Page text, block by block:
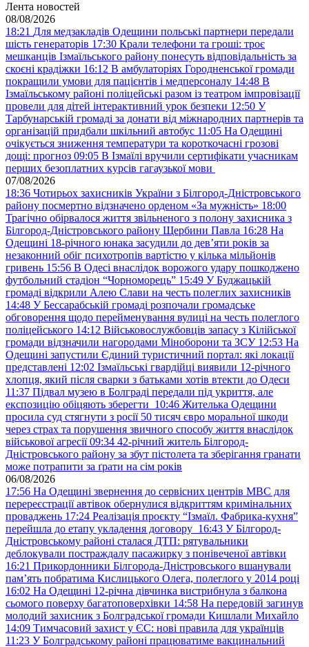
Лента новостей
08/08/2026
18:21 Для медзакладів Одещини польські партнери передали
шість генераторів 17:30 Крали телефони та гроші: троє
мешканців Ізмаїльського району понесуть відповідальність за
скоєні крадіжки 16:12 В амбулаторіях Городненської громади
покращили умови для пацієнтів і медперсоналу 14:48 В
Ізмаїльському районі поліцейські разом із театром імпровізації
провели для дітей інтерактивний урок безпеки 12:50 У
Тарбунарській громаді за донати від міжнародних партнерів та
організацій придбали шкільний автобус 11:05 На Одещині
очікується зниження температури та короткочасні грозові
дощі: прогноз 09:05 В Ізмаїлі вручили сертифікати учасникам
перших безоплатних курсів гагаузької мови
07/08/2026
18:36 Чотирьох захисників України з Білгород-Дністровського
району посмертно відзначено орденом «За мужність» 18:00
Трагічно обірвалося життя звільненого з полону захисника з
Білгород-Дністровського району Щербини Павла 16:28 На
Одещині 18-річного юнака засудили до дев’яти років за
незаконний обіг психотропів вартістю у кілька мільйонів
гривень 15:56 В Одесі внаслідок ворожого удару пошкоджено
футбольний стадіон “Чорноморець” 15:49 У Буджацькій
громаді відкрили Алею Слави на честь полеглих захисників
14:48 У Бессарабській громаді розпочали громадське
обговорення щодо перейменування вулиці на честь полеглого
поліцейського 14:12 Військовослужбовців запасу з Кілійської
громади відзначили нагородами Міноборони та ЗСУ 12:53 На
Одещині запустили Єдиний туристичний портал: які локації
представлені 12:02 Ізмаїльські гвардійці виявили 12-річного
хлопця, який після сварки з батьками хотів втекти до Одеси
11:37 Підвал музею в Болграді передали під укриття, але
експозицію обіцяють зберегти 10:46 Жителька Одещини
просила суд стягнути з росії 50 тисяч євро моральної шкоди
через страх та порушення звичного способу життя внаслідок
військової агресії 09:34 42-річний житель Білгород-
Дністровського району за збут пістолета та зберігання гранати
може потрапити за ґрати на сім років
06/08/2026
17:56 На Одещині звернення до сервісних центрів МВС для
перереєстрації автівок обернулися відкриттям кримінальних
проваджень 17:24 Реалізація проєкту “Ізмаїл. Фабрика-кухня”
перейшла до етапу укладення договору 16:43 У Білгород-
Дністровському районі сталася ДТП: рятувальники
деблокували постраждалу пасажирку з понівеченої автівки
16:21 Прикордонники Білгорода-Дністровського вшанували
пам’ять побратима Кислицького Олега, полеглого у 2014 році
16:02 На Одещині 12-річна дівчинка вистрибнула з балкона
сьомого поверху багатоповерхівки 14:58 На передовій загинув
молодий захисник з Болградської громади Кишлали Михайло
14:09 Тимчасовий захист у ЄС: нові правила для українців
11:23 У Болградському районі працюватиме вакцинальний